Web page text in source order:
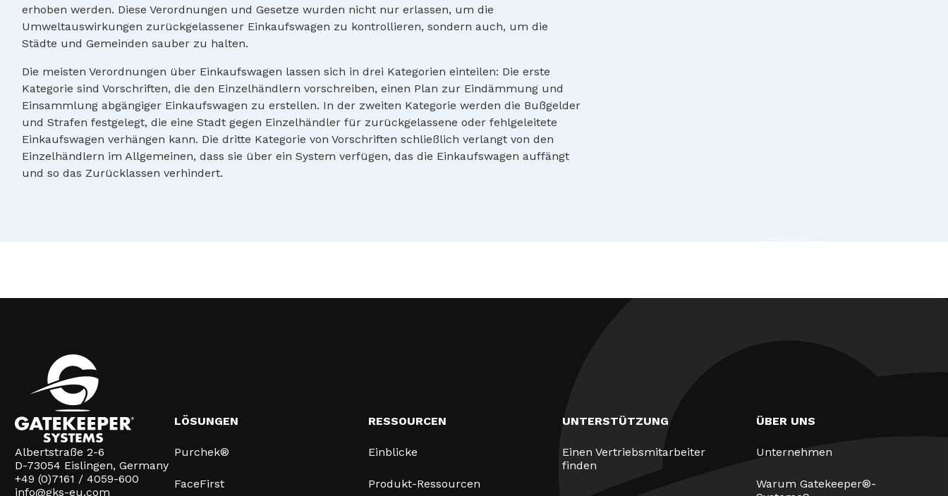
erhoben werden. Diese Verordnungen und Gesetze wurden nicht nur erlassen, um die
Umweltauswirkungen zurückgelassener Einkaufswagen zu kontrollieren, sondern auch, um die
Städte und Gemeinden sauber zu halten.
Die meisten Verordnungen über Einkaufswagen lassen sich in drei Kategorien einteilen: Die erste
Kategorie sind Vorschriften, die den Einzelhändlern vorschreiben, einen Plan zur Eindämmung und
Einsammlung abgängiger Einkaufswagen zu erstellen. In der zweiten Kategorie werden die Bußgelder
und Strafen festgelegt, die eine Stadt gegen Einzelhändler für zurückgelassene oder fehlgeleitete
Einkaufswagen verhängen kann. Die dritte Kategorie von Vorschriften schließlich verlangt von den
Einzelhändlern im Allgemeinen, dass sie über ein System verfügen, das die Einkaufswagen auffängt
und so das Zurücklassen verhindert.
Albertstraße 2-6
D-73054 Eislingen, Germany
+49 (0)7161 / 4059-600
info@gks-eu.com
LÖSUNGEN
Purchek®
FaceFirst
RESSOURCEN
Einblicke
Produkt-Ressourcen
UNTERSTÜTZUNG
Einen Vertriebsmitarbeiter
finden
ÜBER UNS
Unternehmen
Warum Gatekeeper®-